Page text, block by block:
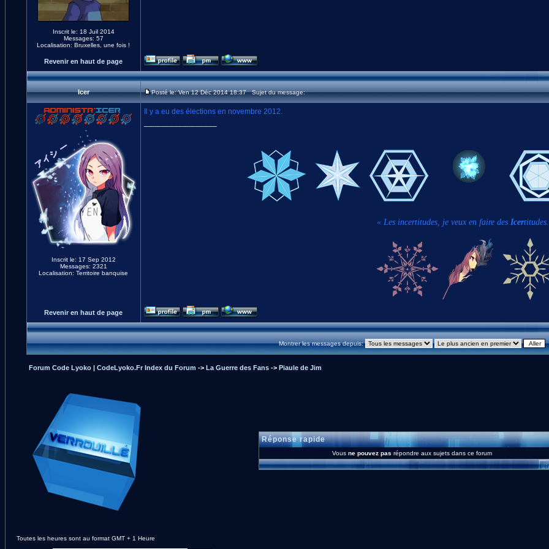
Inscrit le: 18 Juil 2014
Messages: 57
Localisation: Bruxelles, une fois !
Revenir en haut de page
Icer Posté le: Ven 12 Déc 2014 18:37 Sujet du message:
Inscrit le: 17 Sep 2012
Messages: 2321
Localisation: Territoire banquise
Il y a eu des élections en novembre 2012.
« Les incertitudes, je veux en faire des Icer
Revenir en haut de page
Montrer les messages depuis:
Forum Code Lyoko | CodeLyoko.Fr Index du Forum -> La Guerre des Fans-> Piaule de Jim
Réponse rapide
Vous ne pouvez pas répondre aux sujets dans ce forum
Toutes les heures sont au format GMT + 1 Heure